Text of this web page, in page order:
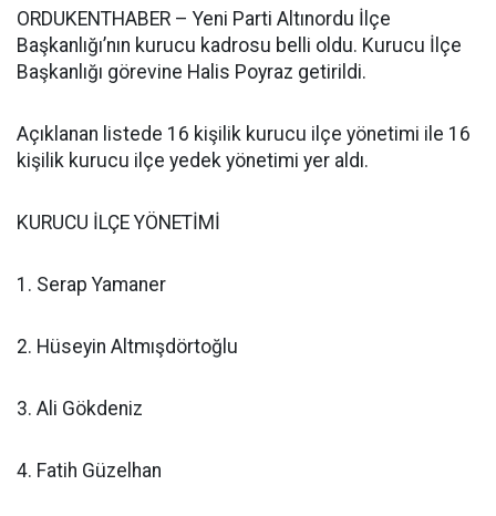
ORDUKENTHABER – Yeni Parti Altınordu İlçe
Başkanlığı’nın kurucu kadrosu belli oldu. Kurucu İlçe
Başkanlığı görevine Halis Poyraz getirildi.
Açıklanan listede 16 kişilik kurucu ilçe yönetimi ile 16
kişilik kurucu ilçe yedek yönetimi yer aldı.
KURUCU İLÇE YÖNETİMİ
1. Serap Yamaner
2. Hüseyin Altmışdörtoğlu
3. Ali Gökdeniz
4. Fatih Güzelhan